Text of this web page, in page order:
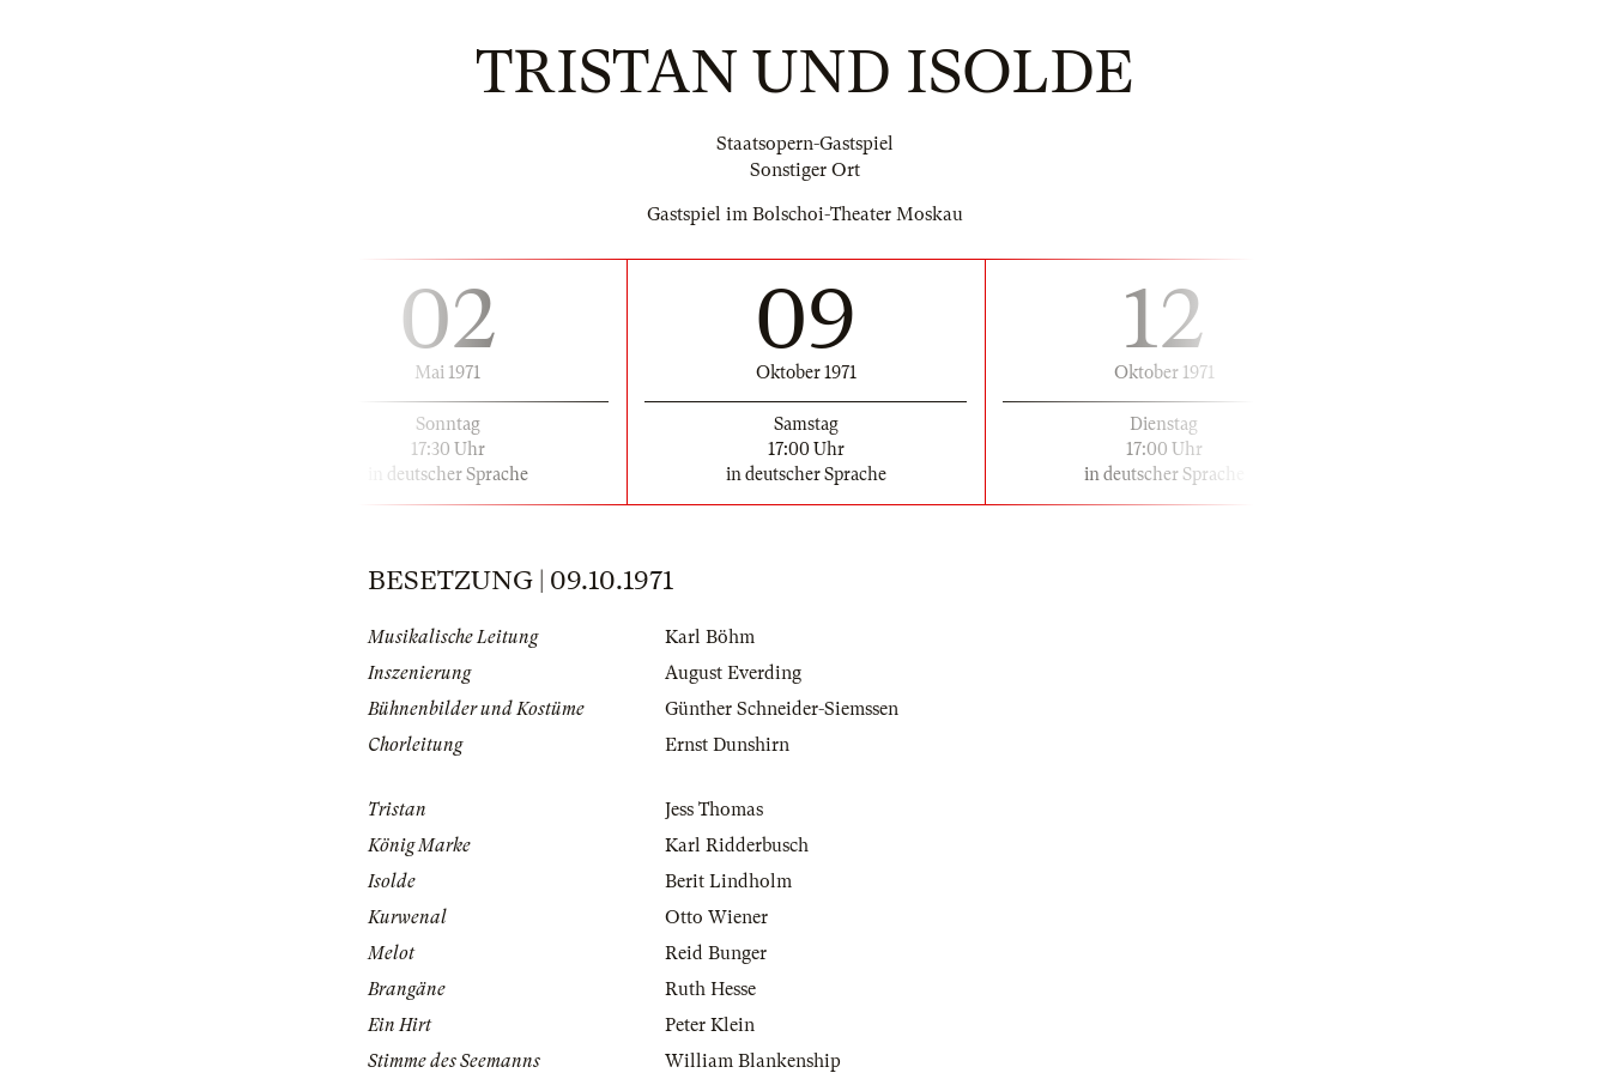
TRISTAN UND ISOLDE
Staatsopern-Gastspiel
Sonstiger Ort
Gastspiel im Bolschoi-Theater Moskau
02
Mai 1971
Sonntag
17:30 Uhr
in deutscher Sprache
09
Oktober 1971
Samstag
17:00 Uhr
in deutscher Sprache
12
Oktober 1971
Dienstag
17:00 Uhr
in deutscher Sprache
BESETZUNG | 09.10.1971
Musikalische Leitung
Karl Böhm
Inszenierung
August Everding
Bühnenbilder und Kostüme
Günther Schneider-Siemssen
Chorleitung
Ernst Dunshirn
Tristan
Jess Thomas
König Marke
Karl Ridderbusch
Isolde
Berit Lindholm
Kurwenal
Otto Wiener
Melot
Reid Bunger
Brangäne
Ruth Hesse
Ein Hirt
Peter Klein
Stimme des Seemanns
William Blankenship